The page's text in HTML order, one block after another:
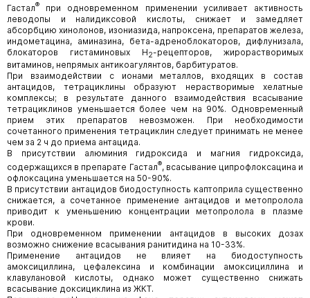
Гастал®
при одновременном применении усиливает активность
леводопы и налидиксовой кислоты, снижает и замедляет
абсорбцию хинолонов, изониазида, напроксена, препаратов железа,
индометацина, аминазина, бета-адреноблокаторов, дифлунизала,
блокаторов гистаминовых Н2-рецепторов, жирорастворимых
витаминов, непрямых антикоагулянтов, барбитуратов.
При взаимодействии с ионами металлов, входящих в состав
антацидов, тетрациклины образуют нерастворимые хелатные
комплексы; в результате данного взаимодействия всасывание
тетрациклинов уменьшается более чем на 90%. Одновременный
прием этих препаратов невозможен. При необходимости
сочетанного применения тетрациклин следует принимать не менее
чем за 2 ч до приема антацида.
В присутствии алюминия гидроксида и магния гидроксида,
содержащихся в препарате Гастал®, всасывание ципрофлоксацина и
офлоксацина уменьшается на 50-90%.
В присутствии антацидов биодоступность каптоприла существенно
снижается, а сочетанное применение антацидов и метопролола
приводит к уменьшению концентрации метопролола в плазме
крови.
При одновременном применении антацидов в высоких дозах
возможно снижение всасывания ранитидина на 10-33%.
Применение антацидов не влияет на биодоступность
амоксициллина, цефалексина и комбинации амоксициллина и
клавулановой кислоты, однако может существенно снижать
всасывание доксициклина из ЖКТ.